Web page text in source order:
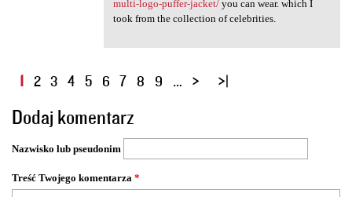
multi-logo-puffer-jacket/you can wear. which I
took from the collection of celebrities.
S
r
o
n
y
1 2 3 4 5 6 7 8 9 …
Dodaj komentarz
Nazwisko lub pseudonim
Treść Twojego komentarza *